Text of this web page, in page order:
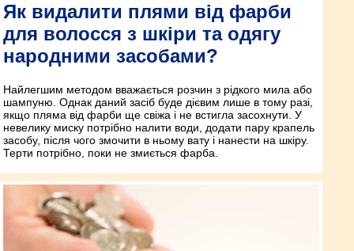
Як видалити плями від фарби
для волосся з шкіри та одягу
народними засобами?
Найлегшим методом вважається розчин з рідкого мила або
шампуню. Однак даний засіб буде дієвим лише в тому разі,
якщо пляма від фарби ще свіжа і не встигла засохнути. У
невелику миску потрібно налити води, додати пару крапель
засобу, після чого змочити в ньому вату і нанести на шкіру.
Терти потрібно, поки не змиється фарба.